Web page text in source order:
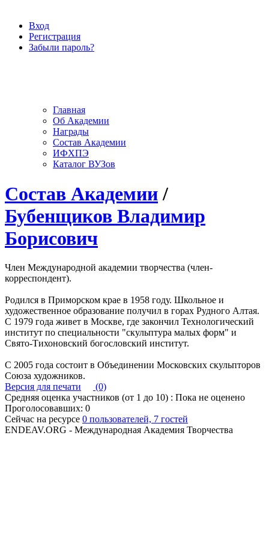
Вход
Регистрация
Забыли пароль?
Главная
Об Академии
Награды
Состав Академии
ИФХПЭ
Каталог ВУЗов
Состав Академии /
Бубенщиков Владимир
Борисович
Член Международной академии творчества (член-
корреспондент).
Родился в Приморском крае в 1958 году. Школьное и
художественное образование получил в горах Рудного Алтая.
С 1979 года живет в Москве, где закончил Технологический
институт по специальности "скульптура малых форм" и
Свято-Тихоновский богословский институт.
С 2005 года состоит в Объединении Московских скульпторов
Союза художников.
Версия для печати
(0)
Средняя оценка участников (от 1 до 10) : Пока не оценено
Проголосовавших: 0
Сейчас на ресурсе 0 пользователей, 7 гостей
ENDEAV.ORG - Международная Академия Творчества